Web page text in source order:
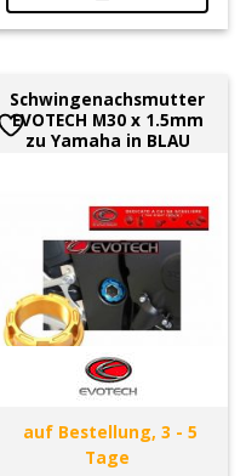
Schwingenachsmutter
EVOTECH M30 x 1.5mm
zu Yamaha in BLAU
auf Bestellung, 3 - 5
Tage